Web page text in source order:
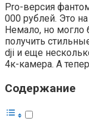
Pro-версия
000 рублей. Это
Немало, но могло
получить
dji и еще
4к-камера. А
Содержание